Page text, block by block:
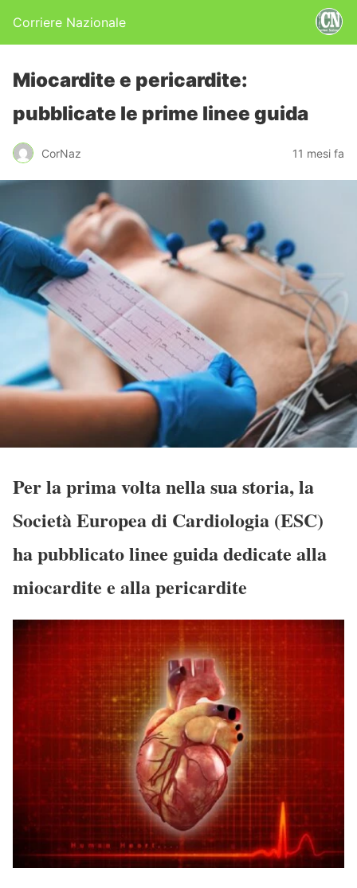
Corriere Nazionale
Miocardite e pericardite:
pubblicate le prime linee guida
CorNaz 11 mesi fa
Per la prima volta nella sua storia, la
Società Europea di Cardiologia (ESC)
ha pubblicato linee guida dedicate alla
miocardite e alla pericardite